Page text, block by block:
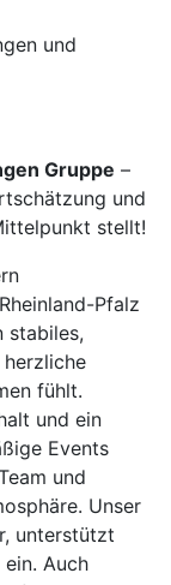
und
Gruppe –
und
stellt!
Pfalz
stabiles,
herzliche
fühlt.
und ein
Events
und
Unser
unterstützt
Auch